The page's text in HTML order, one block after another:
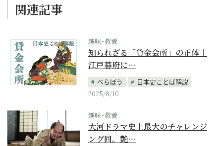
関連記事
趣味･教養
知られざる「貸金会所」の正体｜
江戸幕府に…
べらぼう
日本史ことば解説
2025/8/10
趣味･教養
大河ドラマ史上最大のチャレンジ
ング回。艶…